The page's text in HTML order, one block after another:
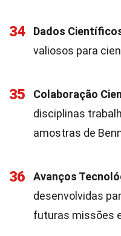
34 Dados
valiosos para
35 Colaboração
disciplinas
amostras de
36 Avanços
desenvolvidas
futuras missões